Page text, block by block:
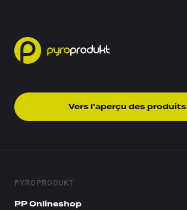
Vers l'aperçu des produits
PYROPRODUKT
PP Onlineshop